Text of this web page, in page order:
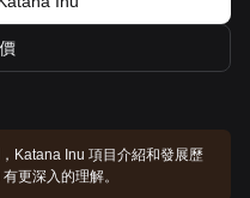
Katana Inu 項目介紹和發展歷
更深入的理解。